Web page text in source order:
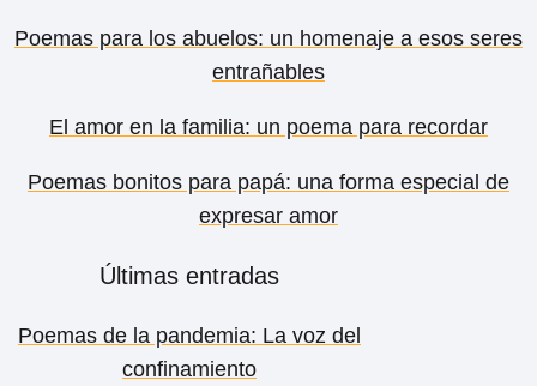
Poemas para los abuelos: un homenaje a esos seres
entrañables
El amor en la familia: un poema para recordar
Poemas bonitos para papá: una forma especial de
expresar amor
Últimas entradas
Poemas de la pandemia: La voz del
confinamiento